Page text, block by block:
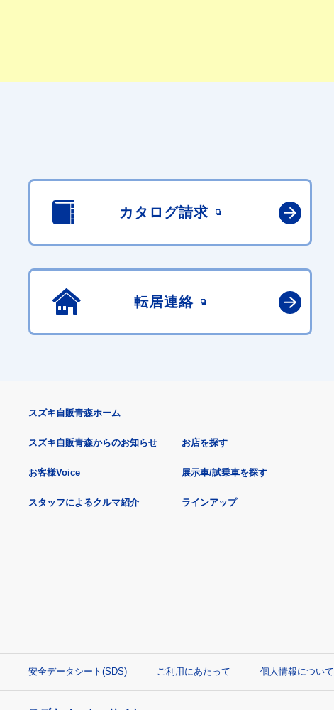
カタログ請求
転居連絡
スズキ自販青森ホーム
スズキ自販青森からのお知らせ
お客様Voice
スタッフによるクルマ紹介
お店を探す
展示車/試乗車を探す
ラインアップ
安全データシート(SDS) ご利用にあたって 個人情報について